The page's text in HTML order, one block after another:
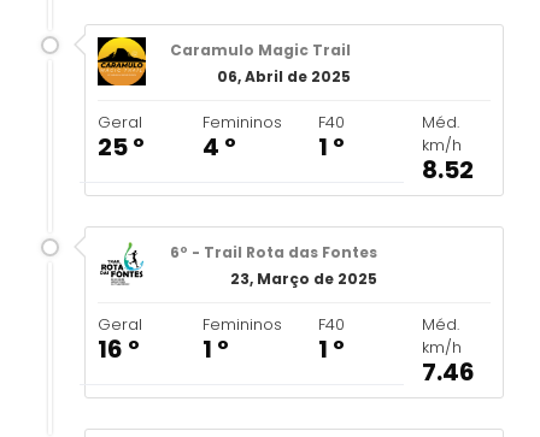
Caramulo Magic Trail
06, Abril de 2025
Geral
25 º
Femininos
4 º
F40
1 º
Méd.
km/h
8.52
6º - Trail Rota das Fontes
23, Março de 2025
Geral
16 º
Femininos
1 º
F40
1 º
Méd.
km/h
7.46